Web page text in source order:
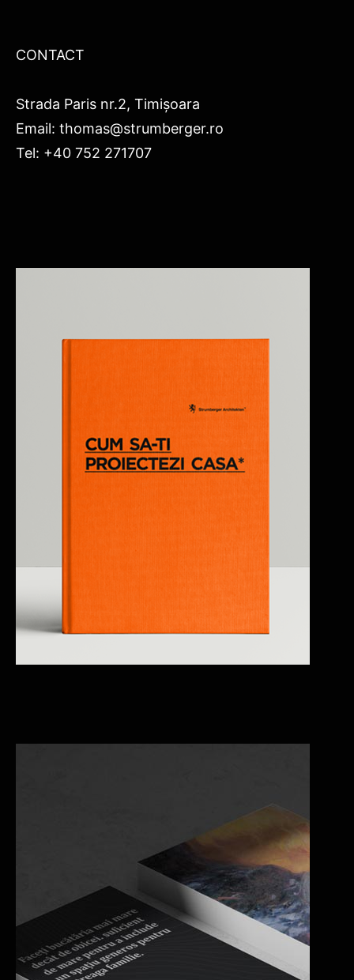
CONTACT
Strada Paris nr.2, Timișoara
Email: thomas@strumberger.ro
Tel: +40 752 271707